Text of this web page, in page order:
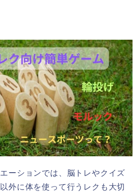
ーションでは、脳トレやクイズ
外に体を使って行うレクも大切